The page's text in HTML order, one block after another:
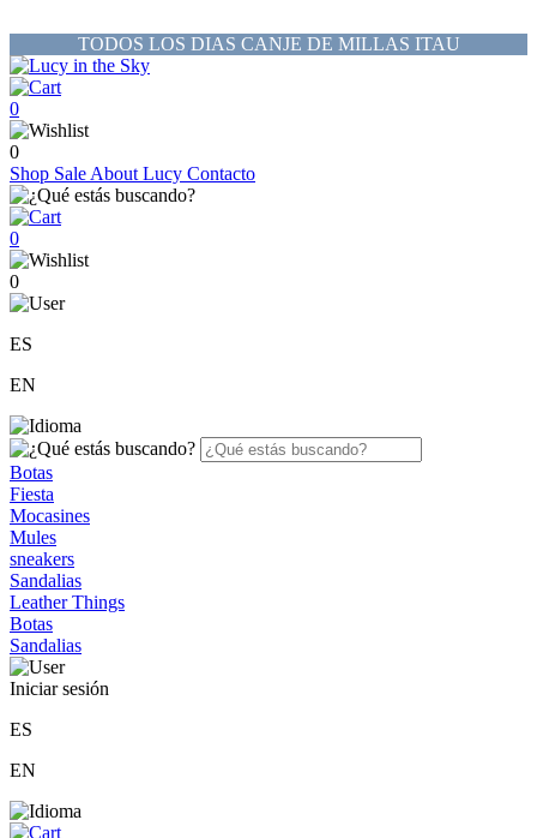
TODOS LOS DIAS CANJE DE MILLAS ITAU
0
0
Shop Sale About Lucy Contacto
0
0
ES
EN
Botas
Fiesta
Mocasines
Mules
sneakers
Sandalias
Leather Things
Botas
Sandalias
Iniciar sesión
ES
EN